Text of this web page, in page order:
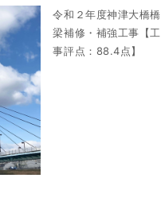
令和２年度神津大橋橋
梁補修・補強工事【工
事評点：88.4点】